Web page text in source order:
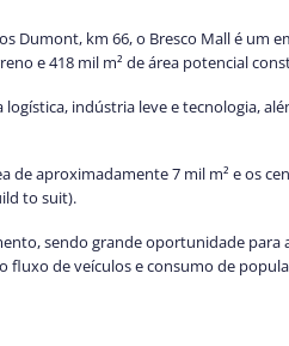
Dumont, km 66, o Bresco Mall é um
e 418 mil m² de área potencial
indústria leve e tecnologia,
de aproximadamente 7 mil m² e os
to suit).
sendo grande oportunidade para
de veículos e consumo de